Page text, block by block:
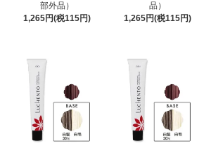
部外品）
1,265円(税115円)
品）
1,265円(税115円)